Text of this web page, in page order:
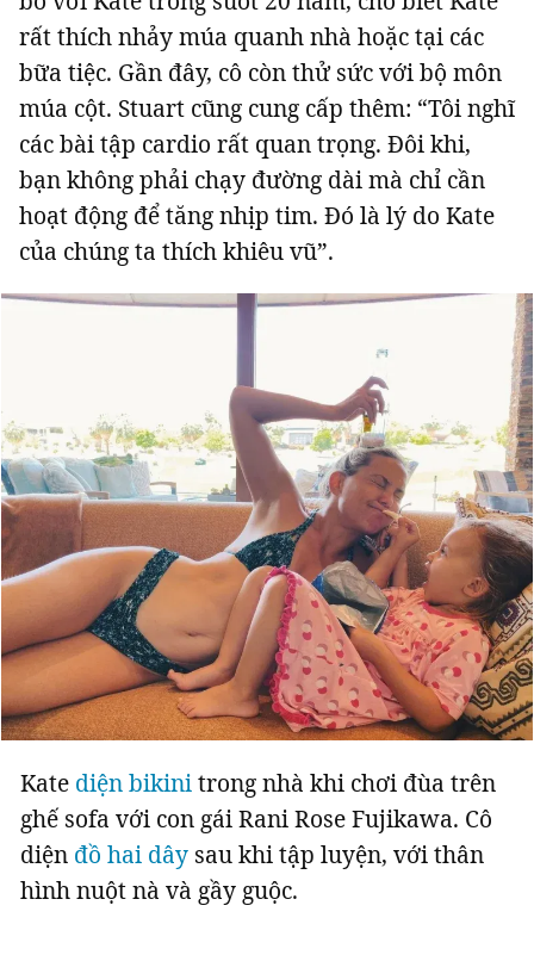
rất thích nhảy múa quanh nhà hoặc tại các
bữa tiệc. Gần đây, cô còn thử sức với bộ môn
múa cột. Stuart cũng cung cấp thêm: “Tôi nghĩ
các bài tập cardio rất quan trọng. Đôi khi,
bạn không phải chạy đường dài mà chỉ cần
hoạt động để tăng nhịp tim. Đó là lý do Kate
của chúng ta thích khiêu vũ”.
Kate diện bikinitrong nhà khi chơi đùa trên
ghế sofa với con gái Rani Rose Fujikawa. Cô
diện đồ hai dây sau khi tập luyện, với thân
hình nuột nà và gầy guộc.